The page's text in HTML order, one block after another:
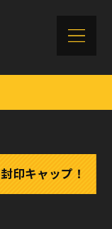
印キャップ！